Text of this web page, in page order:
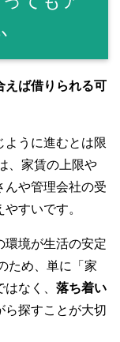
えば借りられる可
ように進むとは限
、家賃の上限や
んや管理会社の受
すいです。
環境が生活の安定
ため、単に「家
なく、 落ち着い
ら探すことが大切